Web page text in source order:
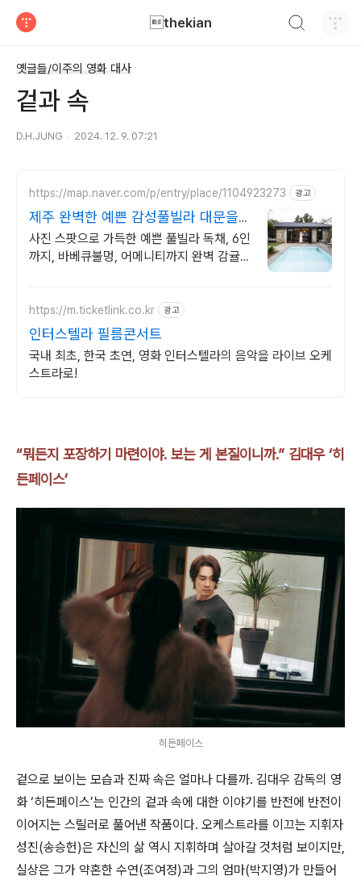
thekian
옛글들/이주의 영화 대사
겉과 속
D.H.JUNG 2024. 12. 9. 07:21
https://map.naver.com/p/entry/place/1104923273 광고
제주 완벽한 예쁜 감성풀빌라 대문을
여는 순간 예쁨 가득
사진 스팟으로 가득한 예쁜 풀빌라 독채, 6인
까지, 바베큐불멍, 어메니티까지 완벽 감귤로
https://m.ticketlink.co.kr 광고
인터스텔라 필름콘서트
국내 최초, 한국 초연, 영화 인터스텔라의 음악을 라이브 오케
스트라로!
“뭐든지 포장하기 마련이야. 보는 게 본질이니까.” 김대우 ‘히
든페이스’
히든페이스
겉으로 보이는 모습과 진짜 속은 얼마나 다를까. 김대우 감독의 영
화 ‘히든페이스’는 인간의 겉과 속에 대한 이야기를 반전에 반전이
이어지는 스릴러로 풀어낸 작품이다. 오케스트라를 이끄는 지휘자
성진(송승헌)은 자신의 삶 역시 지휘하며 살아갈 것처럼 보이지만,
실상은 그가 약혼한 수연(조여정)과 그의 엄마(박지영)가 만들어